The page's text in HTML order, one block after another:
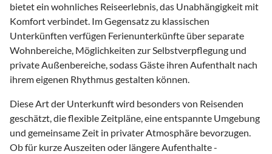
bietet ein wohnliches Reiseerlebnis, das Unabhängigkeit mit
Komfort verbindet. Im Gegensatz zu klassischen
Unterkünften verfügen Ferienunterkünfte über separate
Wohnbereiche, Möglichkeiten zur Selbstverpflegung und
private Außenbereiche, sodass Gäste ihren Aufenthalt nach
ihrem eigenen Rhythmus gestalten können.
Diese Art der Unterkunft wird besonders von Reisenden
geschätzt, die flexible Zeitpläne, eine entspannte Umgebung
und gemeinsame Zeit in privater Atmosphäre bevorzugen.
Ob für kurze Auszeiten oder längere Aufenthalte -